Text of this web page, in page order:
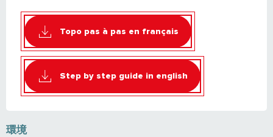
Topo pas à pas en français
Step by step guide in english
環境